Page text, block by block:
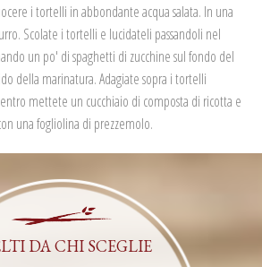
i tortelli in abbondante acqua salata. In una
Scolate i tortelli e lucidateli passandoli nel
un po' di spaghetti di zucchine sul fondo del
della marinatura. Adagiate sopra i tortelli
mettete un cucchiaio di composta di ricotta e
una fogliolina di prezzemolo.
DA CHI SCEGLIE